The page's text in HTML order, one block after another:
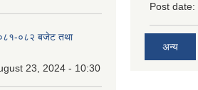
०८२ बजेट तथा
23, 2024 - 10:30
Post date:
अन्य